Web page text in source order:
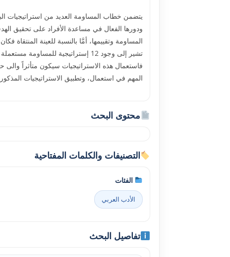
يتضمن خطاب المساومة العديد من استراتيجيات
ودورها الفعال في مساعدة الأفراد على تحقيق
المساومة وتقييمها، أمَّا بالنسبة للعينة المنتقاة
تشير إلى وجود 12 إستراتيجية
فاستعمال هذه الاستراتيجيات سيكون متأثراً والى
المهم في استعمال، وتطبيق الاستراتيجيات
محتوى البحث
التصنيفات والكلمات المفتاحية
الفئات
الأدب العربي
تفاصيل البحث